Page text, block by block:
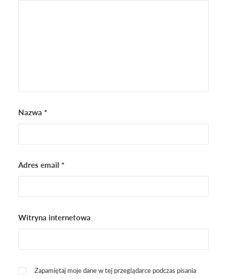
Nazwa *
Adres email *
Witryna internetowa
Zapamiętaj moje dane w tej przeglądarce podczas pisania